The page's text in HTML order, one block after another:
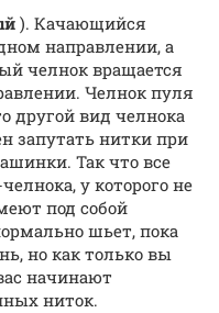
). Качающийся
направлении, а
челнок вращается
Челнок пуля
другой вид челнока
запутать нитки при
Так что все
у которого не
под собой
шьет, пока
но как только вы
начинают
ниток.